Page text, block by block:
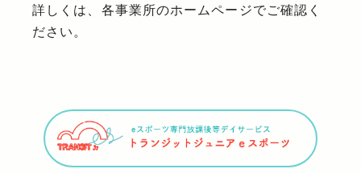
詳しくは、各事業所のホームページでご確認く
ださい。